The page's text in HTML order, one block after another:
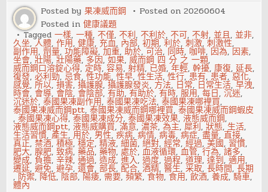
Posted by果凍威而鋼 Posted on20260604
Posted in健康議題
Tagged一樣,一種,不僅,不利,不利於,不可,不射,並且,並非,
久坐,人體,作用,健康, 充血, 內部,初期,利於,刺激,刺激性,
副作用,劑量,功能障礙,加重,助於,可治, 同時, 咖啡, 因為, 因素,
坐會,壯陽,壯陽藥, 多因,如果,威而鋼 四 分 之 一顆,
威而鋼口溶錠心得, 定時,容易,射精, 已婚,年輕,幹擾,康復,延長,
復發,必利勁, 忌食,性功能,性早,性生活,性行, 患有, 患者,惡化,
感覺,所以,損害,攝護腺,攝護腺發炎, 方法, 日常, 日常生活,早洩,
時會, 會導, 會陰, 會陰部,有助,有助於,有時,服用,每日,沉迷,
沉迷於,泰國果凍副作用,泰國果凍吃法,泰國果凍哪裡買,
泰國果凍威而鋼ptt,泰國果凍威而鋼哪裡買,泰國果凍威而鋼蝦皮
,泰國果凍心得,泰國果凍成分,泰國果凍效果,液態威而鋼,
液態威而鋼ptt,液態威購買,滿意,濃茶,為主,犀利,狀態,生活,
生活習慣,產生, 用於, 男性,疾病,病情,病毒,病症,盡量,直接,
真正,禁酒,積極,穩定,精液,細菌,絕對,經常,經過,美國, 習慣,
肥大,腺肥,致病,藥品,藥物,處於,血液循環,血管,行為,諸多,
變成, 負擔,辛辣,通過,造成,進入,過度,過程,道理,達到,適用,
遷延,避免,避孕,還會,部長,配合,酒精,醫生,采取,長時間,長期
, 防禦, 降低, 陰部, 陽痿, 需要,頻繁,食物,食用,飲酒,養成,騎車,
體內